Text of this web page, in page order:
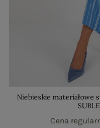
Niebieskie materiałowe
Cena